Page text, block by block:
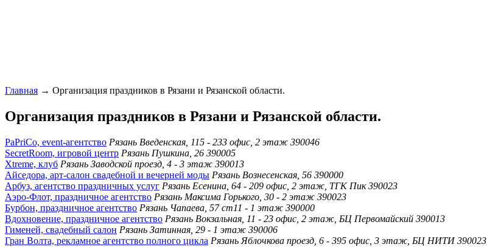
Главная → Организация праздников в Рязани и Рязанской области.
Организация праздников в Рязани и Рязанской области.
PaPriCo, event-агентство Рязань Введенская, 115 - 233 офис, 2 этаж 390046
SecretRoom, игровой центр Рязань Пушкина, 26 390005
Xtreme, клуб Рязань Заводской проезд, 4 - 3 этаж 390013
Айседора, арт-салон свадебной и вечерней моды Рязань Вознесенская, 56 390000
Арбуз, агентство праздничных услуг Рязань Есенина, 64 - 209 офис, 2 этаж, ТГК Пик 390023
Аэро-Флот, праздничное агентство Рязань Максима Горького, 30 - 2 этаж 390023
Бурбон, праздничное агентство Рязань Чапаева, 57 ст11 - 1 этаж 390000
Вдохновение, праздничное агентство Рязань Вокзальная, 11 - 23 офис, 2 этаж, БЦ Первомайский 390013
Гименей, свадебный салон Рязань Затинная, 29 - 1 этаж 390006
Гран Волта, рекламное агентство полного цикла Рязань Яблочкова проезд, 6 - 395 офис, 3 этаж, БЦ НИТИ 390023